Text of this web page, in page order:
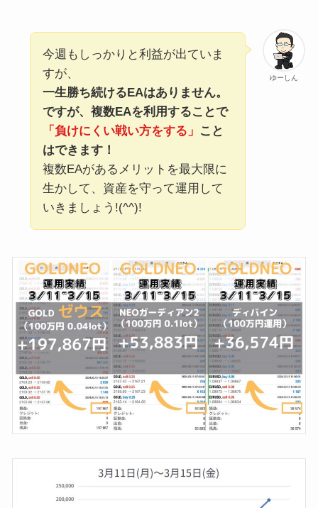
ゆーしん
今週もしっかりと利益が出ていま
すが、
一生勝ち続けるEAはありません。
ですが、複数EAを利用することで
「負けにくい戦い方をする」 こと
はできます！
複数EAがあるメリットを最大限に
生かして、資産を守って運用して
いきましょう!(^^)!